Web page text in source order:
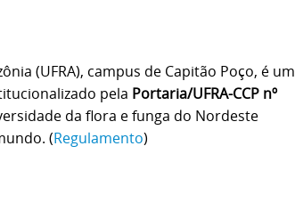
(UFRA), campus de Capitão Poço, é um
pela Portaria/UFRA-CCP nº
da flora e funga do Nordeste
(Regulamento)